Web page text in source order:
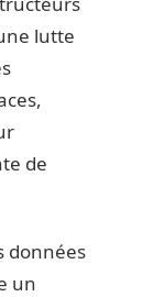
lutte
de
données
un